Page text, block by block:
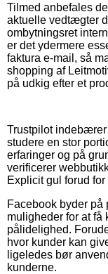
Tilmed anbefales
aktuelle vedtægter
ombytningsret
er det ydermere
faktura e-mail, så
shopping af
på udkig efter et
Trustpilot
studere en stor
erfaringer og på
verificerer
Explicit gul forud for
Facebook byder på
muligheder for at få
pålidelighed.
hvor kunder kan
ligeledes bør
kunderne.